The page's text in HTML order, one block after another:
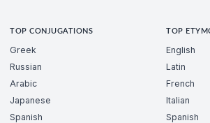
TOP CONJUGATIONS
Greek
Russian
Arabic
Japanese
Spanish
TOP
English
Latin
French
Italian
Spanish